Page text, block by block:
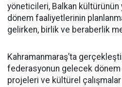
yöneticileri, Balkan kültürünün
dönem faaliyetlerinin
gelirken, birlik ve beraberlik
Kahramanmaraş’ta
federasyonun gelecek
projeleri ve kültürel çalışmalar